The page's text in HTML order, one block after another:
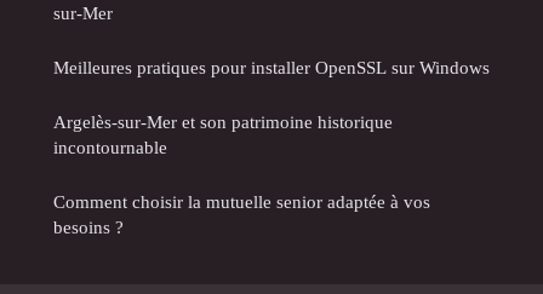
sur-Mer
Meilleures pratiques pour installer OpenSSL sur Windows
Argelès-sur-Mer et son patrimoine historique
incontournable
Comment choisir la mutuelle senior adaptée à vos
besoins ?